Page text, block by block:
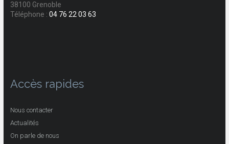
38100 Grenoble
Téléphone : 04 76 22 03 63
Accès rapides
Nous contacter
Actualités
On parle de nous